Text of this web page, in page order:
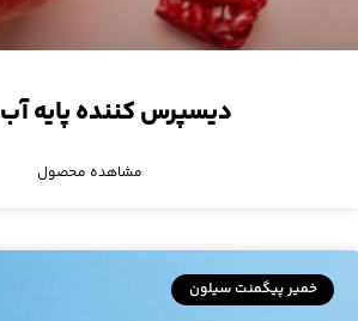
دیسپرس کننده‌ پایه آب ۵۹۴
مشاهده محصول
خمیر پیگمنت سیلون